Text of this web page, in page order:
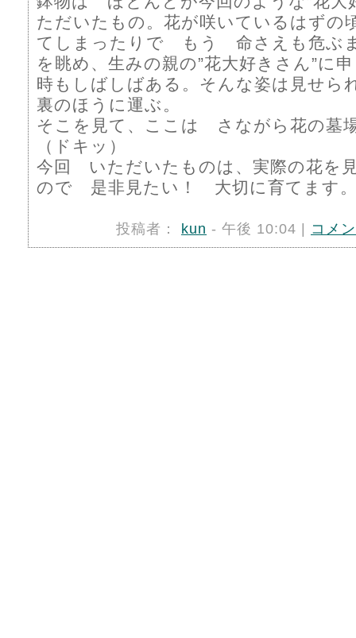
ただいたもの。花が咲いているはず
てしまったりで もう 命さえも危ぶ
を眺め、生みの親の”花大好きさん”に
時もしばしばある。そんな姿は見せら
裏のほうに運ぶ。
そこを見て、ここは さながら花の墓
（ドキッ）
今回 いただいたものは、実際の花を
ので 是非見たい！ 大切に育てます
投稿者： kun - 午後 10:04 | コメ